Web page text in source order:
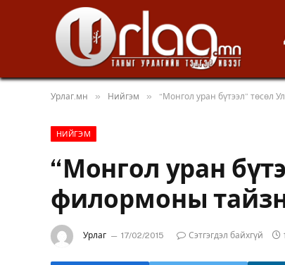
Урлаг.мн » Нийгэм » “Монгол уран бүтээл” төсөл
НИЙГЭМ
“Монгол уран
филормоны
Урлаг 17/02/2015 Сэтгэгдэл байхгүй